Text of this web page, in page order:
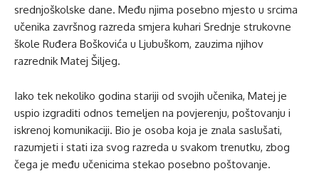
srednjoškolske dane. Među njima posebno mjesto u srcima
učenika završnog razreda smjera kuhari Srednje strukovne
škole Ruđera Boškovića u Ljubuškom, zauzima njihov
razrednik Matej Šiljeg.
Iako tek nekoliko godina stariji od svojih učenika, Matej je
uspio izgraditi odnos temeljen na povjerenju, poštovanju i
iskrenoj komunikaciji. Bio je osoba koja je znala saslušati,
razumjeti i stati iza svog razreda u svakom trenutku, zbog
čega je među učenicima stekao posebno poštovanje.